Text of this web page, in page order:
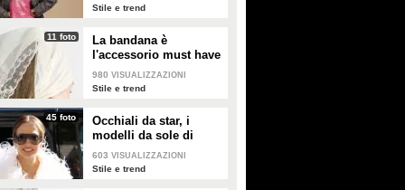
Stile e trend
11 foto
La bandana è
l'accessorio must have
dell'estate 2026: i
modelli di tendenza
980 VISUALIZZAZIONI
Stile e trend
45 foto
Occhiali da star, i
modelli da sole di
tendenza per l'estate
2026
603 VISUALIZZAZIONI
Stile e trend